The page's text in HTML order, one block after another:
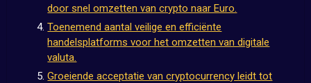
door snel omzetten van crypto naar Euro.
Toenemend aantal veilige en efficiënte
handelsplatforms voor het omzetten van digitale
valuta.
Groeiende acceptatie van cryptocurrency leidt tot